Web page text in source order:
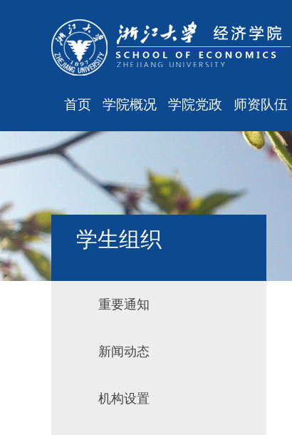
首页 学院概况
现任领导
组织结构
学科设置
办公指南
学院党政
会议纪要
学院发文
师资队伍
最新消息
师资队伍
岗位聘任
学生组织
重要通知
新闻动态
机构设置